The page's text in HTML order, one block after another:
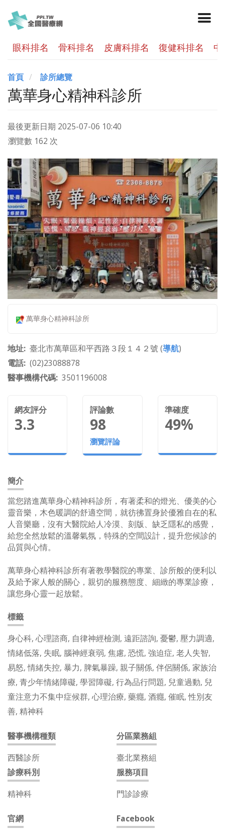
眼科排名 骨科排名 皮膚科排名 復健科排名
首頁 診所總覽
萬華身心精神科診所
最後更新日期 2025-07-06 10:40
瀏覽數 162 次
萬華身心精神科診所
地址 臺北市萬華區和平西路３段１４２號 (導航)
電話 (02)23088878
醫事機構代碼 3501196008
網友評分
3.3
評論數
98
瀏覽評論
準確度
49%
簡介
當您踏進萬華身心精神科診所，有著柔和的燈光、優美的心
靈音樂，木色暖調的舒適空間，就彷彿置身於優雅自在的私
人音樂廳，沒有大醫院給人冷漠、刻版、缺乏隱私的感覺，
給您全然放鬆的溫馨氣氛，特殊的空間設計，提升您候診的
品質與心情。
萬華身心精神科診所有著教學醫院的專業、診所般的便利以
及給予家人般的關心，親切的服務態度、細緻的專業診療，
讓您身心靈一起放鬆。
標籤
身心科, 心理諮商, 自律神經檢測, 遠距諮詢, 憂鬱, 壓力調適,
情緒低落, 失眠, 腦神經衰弱, 焦慮, 恐慌, 強迫症, 老人失智,
易怒, 情緒失控, 暴力, 脾氣暴躁, 親子關係, 伴侶關係, 家族治
療, 青少年情緒障礙, 學習障礙, 行為品行問題, 兒童過動, 兒
童注意力不集中症候群, 心理治療, 藥癮, 酒癮, 催眠, 性別友
善, 精神科
醫事機構種類
西醫診所
分區業務組
臺北業務組
診療科別
精神科
服務項目
門診診療
官網
Facebook